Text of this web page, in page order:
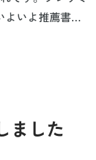
いよ推薦書作
ました